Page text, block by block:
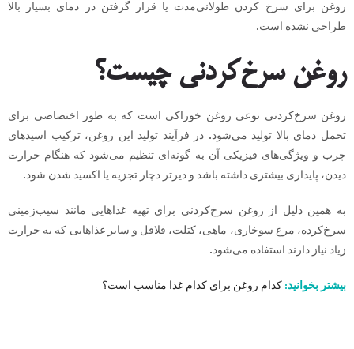
روغن برای سرخ کردن طولانی‌مدت یا قرار گرفتن در دمای بسیار بالا
طراحی نشده است.
روغن سرخ‌کردنی چیست؟
روغن سرخ‌کردنی نوعی روغن خوراکی است که به طور اختصاصی برای
تحمل دمای بالا تولید می‌شود. در فرآیند تولید این روغن، ترکیب اسیدهای
چرب و ویژگی‌های فیزیکی آن به گونه‌ای تنظیم می‌شود که هنگام حرارت
دیدن، پایداری بیشتری داشته باشد و دیرتر دچار تجزیه یا اکسید شدن شود.
به همین دلیل از روغن سرخ‌کردنی برای تهیه غذاهایی مانند سیب‌زمینی
سرخ‌کرده، مرغ سوخاری، ماهی، کتلت، فلافل و سایر غذاهایی که به حرارت
زیاد نیاز دارند استفاده می‌شود.
بیشتر بخوانید: کدام روغن برای کدام غذا مناسب است؟